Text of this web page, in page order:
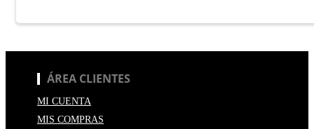
ÁREA CLIENTES
MI CUENTA
MIS COMPRAS